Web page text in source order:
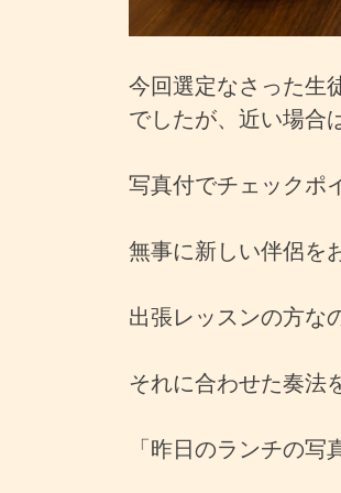
今回選定なさった生
でしたが、近い場合
写真付でチェックポ
無事に新しい伴侶を
出張レッスンの方な
それに合わせた奏法
「昨日のランチの写